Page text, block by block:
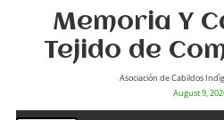
Memoria Y
Tejido de
Asociación de Cabildos
August 9,